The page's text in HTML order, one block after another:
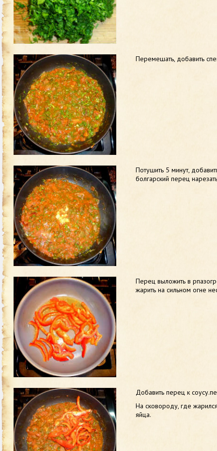
Перемешать, добавить
Потушить 5 минут,
болгарский перец
Перец выложить в
жарить на сильном огне
Добавить перец к
На сковороду, где
яйца.